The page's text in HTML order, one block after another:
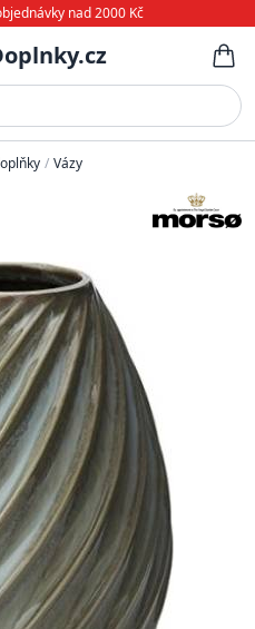
nad 2000 Kč
/ Vázy